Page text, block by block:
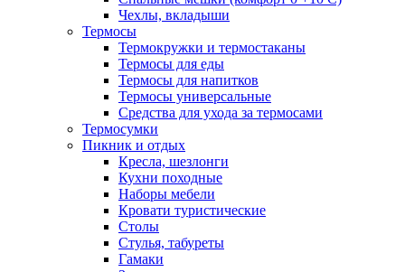
Чехлы, вкладыши
Термосы
Термокружки и термостаканы
Термосы для еды
Термосы для напитков
Термосы универсальные
Средства для ухода за термосами
Термосумки
Пикник и отдых
Кресла, шезлонги
Кухни походные
Наборы мебели
Кровати туристические
Столы
Стулья, табуреты
Гамаки